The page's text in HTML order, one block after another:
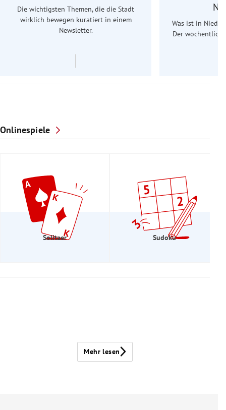
Die wichtigsten Themen, die die Stadt
wirklich bewegen kuratiert in einem
Newsletter.
Was ist in
Der
Onlinespiele
Solitaer Sudoku
Mehr lesen